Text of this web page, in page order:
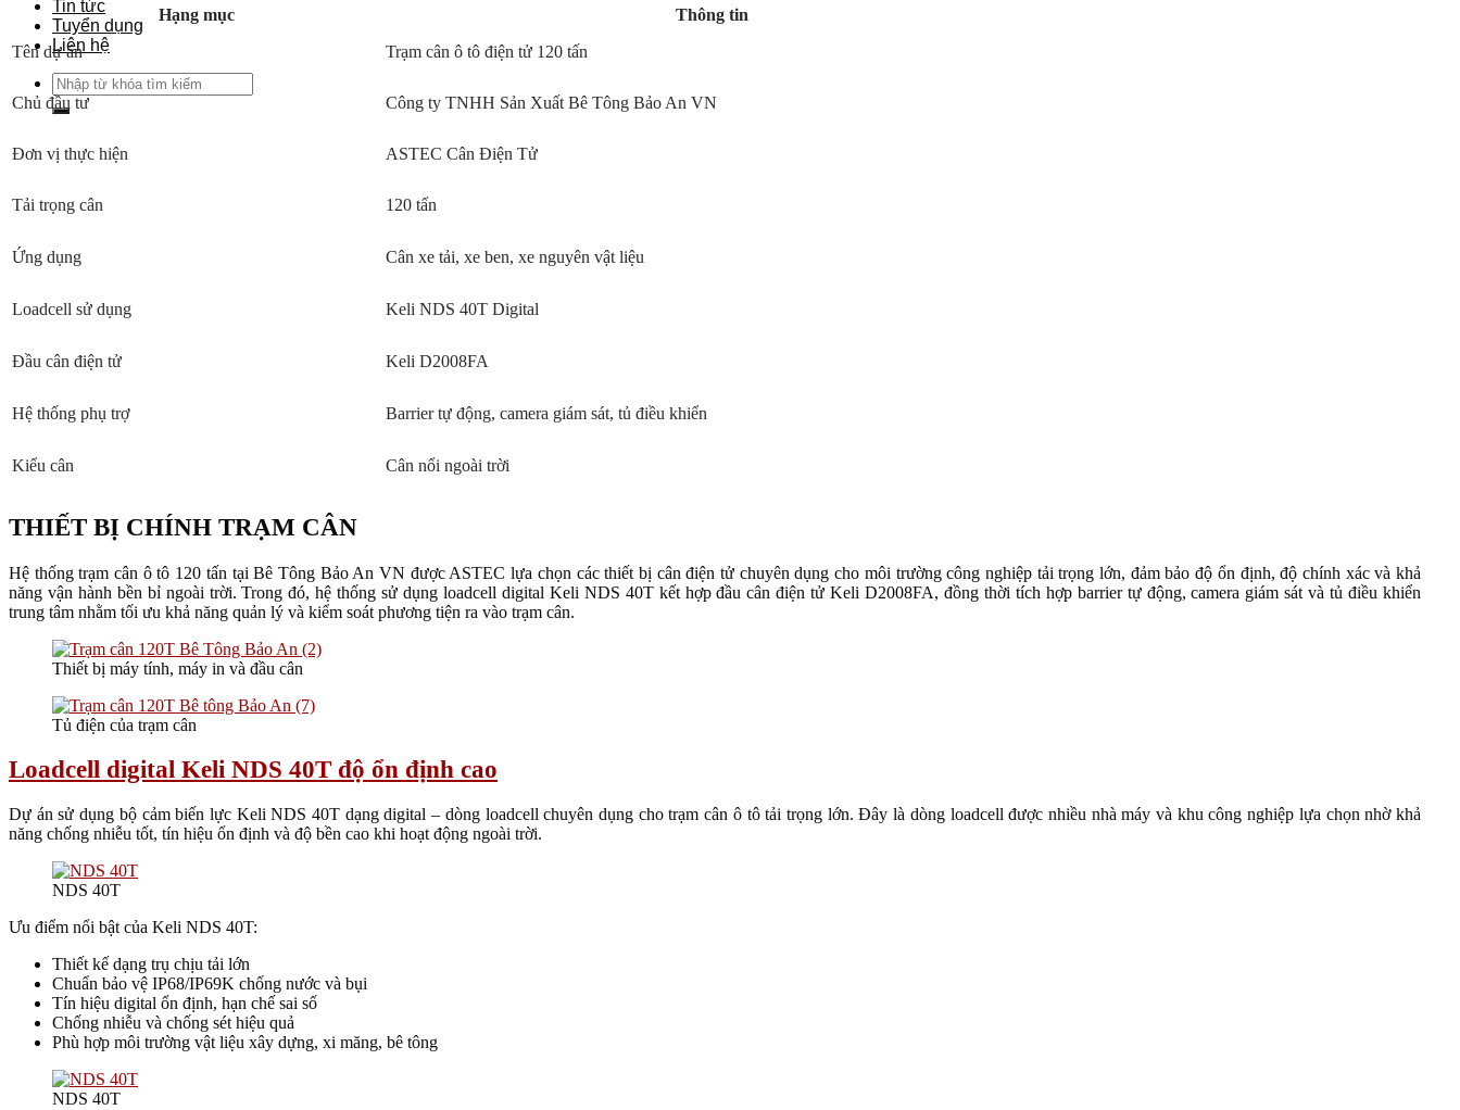
Tin tức
Tuyển dụng
Liên hệ
Search
for:
Hạng mục
Thông tin
Tên dự án
Trạm cân ô tô điện tử 120 tấn
Chủ đầu tư Công ty TNHH Sản Xuất Bê Tông Bảo An VN
Đơn vị thực hiện ASTEC Cân Điện Tử
Tải trọng cân 120 tấn
Ứng dụng Cân xe tải, xe ben, xe nguyên vật liệu
Loadcell sử dụng Keli NDS 40T Digital
Đầu cân điện tử Keli D2008FA
Hệ thống phụ trợ Barrier tự động, camera giám sát, tủ điều khiển
Kiểu cân Cân nổi ngoài trời
THIẾT BỊ CHÍNH TRẠM CÂN
Hệ thống trạm cân ô tô 120 tấn tại Bê Tông Bảo An VN được ASTEC lựa chọn các thiết bị cân điện tử chuyên dụng cho môi trường công nghiệp tải trọng lớn, đảm bảo độ ổn định, độ chính xác và khả
năng vận hành bền bỉ ngoài trời. Trong đó, hệ thống sử dụng loadcell digital Keli NDS 40T kết hợp đầu cân điện tử Keli D2008FA, đồng thời tích hợp barrier tự động, camera giám sát và tủ điều khiển
trung tâm nhằm tối ưu khả năng quản lý và kiểm soát phương tiện ra vào trạm cân.
Thiết bị máy tính, máy in và đầu cân
Tủ điện của trạm cân
Loadcell digital Keli NDS 40T độ ổn định cao
Dự án sử dụng bộ cảm biến lực Keli NDS 40T dạng digital – dòng loadcell chuyên dụng cho trạm cân ô tô tải trọng lớn. Đây là dòng loadcell được nhiều nhà máy và khu công nghiệp lựa chọn nhờ khả
năng chống nhiễu tốt, tín hiệu ổn định và độ bền cao khi hoạt động ngoài trời.
NDS 40T
Ưu điểm nổi bật của Keli NDS 40T:
Thiết kế dạng trụ chịu tải lớn
Chuẩn bảo vệ IP68/IP69K chống nước và bụi
Tín hiệu digital ổn định, hạn chế sai số
Chống nhiễu và chống sét hiệu quả
Phù hợp môi trường vật liệu xây dựng, xi măng, bê tông
NDS 40T